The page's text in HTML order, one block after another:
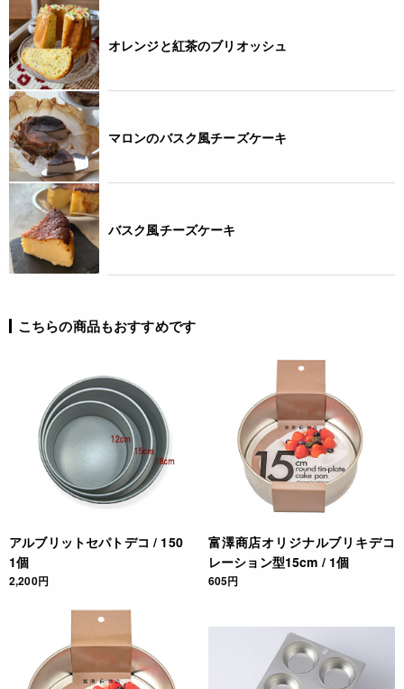
よく洗い、よく水気を拭き取ってください。
* 使用後は、洗剤をつけた柔らかいスポンジで洗い、熱の残っ
たオーブンに入れて、完全に乾燥させてから保管してくださ
い。
* 長期間保管の場合は、台所用洗剤で洗浄の後よく水切りし、
オーブンで乾燥させ、キッチンペーパーなどで食用油を薄くの
ばし、ビニール袋などに入れて保管してください。
◆ご使用時は
* ショートニング(またはサラダ油)を薄く塗りその上に粉をは
たいてから生地を流し込みます。敷紙を使って焼く場合は、シ
ョートニング(またはサラダ油)を塗ったり粉をはたく必要はあ
りません。
※ブリキ型は焼菓子専用です。
4560267081731
オレンジと紅茶のブリオッシュ
マロンのバスク風チーズケーキ
バスク風チーズケーキ
こちらの商品もおすすめです
アルブリットセパトデコ / 150
1個
2,200円
富澤商店オリジナルブリキデコ
レーション型15cm / 1個
605円